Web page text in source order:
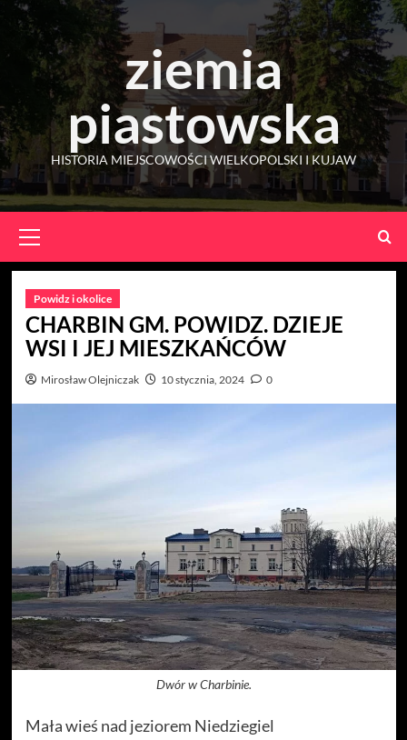
Skip
content
ziemia
piastowska
HISTORIA MIEJSCOWOŚCI WIELKOPOLSKI I KUJAW
Menu
Powidz i okolice
CHARBIN GM. POWIDZ. DZIEJE
WSI I JEJ MIESZKAŃCÓW
Mirosław Olejniczak 10 stycznia, 2024 0
Dwór w Charbinie.
Mała wieś nad jeziorem Niedziegiel